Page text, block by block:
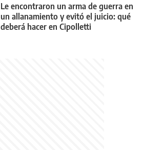
Le encontraron un arma de guerra en
un allanamiento y evitó el juicio: qué
deberá hacer en Cipolletti